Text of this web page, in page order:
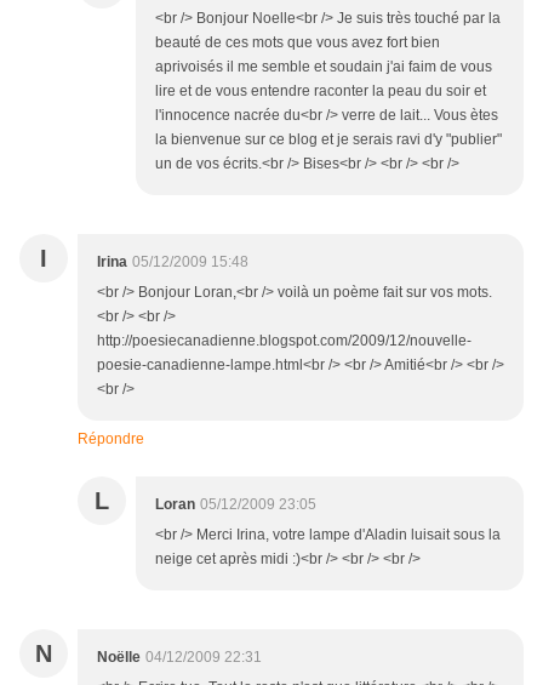
<br /> Bonjour Noelle<br /> Je suis très touché par la
beauté de ces mots que vous avez fort bien
aprivoisés il me semble et soudain j'ai faim de vous
lire et de vous entendre raconter la peau du soir et
l'innocence nacrée du<br /> verre de lait... Vous ètes
la bienvenue sur ce blog et je serais ravi d'y "publier"
un de vos écrits.<br /> Bises<br /> <br /> <br />
I Irina 05/12/2009 15:48
<br /> Bonjour Loran,<br /> voilà un poème fait sur vos mots.
<br /> <br />
http://poesiecanadienne.blogspot.com/2009/12/nouvelle-
poesie-canadienne-lampe.html<br /> <br /> Amitié<br /> <br />
<br />
Répondre
L Loran 05/12/2009 23:05
<br /> Merci Irina, votre lampe d'Aladin luisait sous la
neige cet après midi :)<br /> <br /> <br />
N Noëlle 04/12/2009 22:31